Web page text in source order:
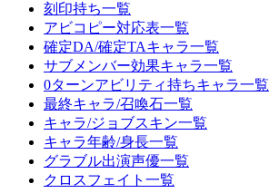
刻印持ち一覧
アビコピー対応表一覧
確定DA/確定TAキャラ一覧
サブメンバー効果キャラ一覧
0ターンアビリティ持ちキャラ一覧
最終キャラ/召喚石一覧
キャラ/ジョブスキン一覧
キャラ年齢/身長一覧
グラブル出演声優一覧
クロスフェイト一覧